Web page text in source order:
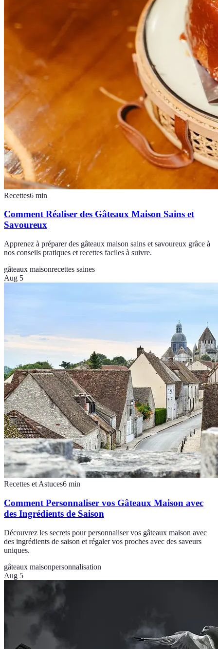
Recettes6 min
Comment Réaliser des Gâteaux Maison Sains et
Savoureux
Apprenez à préparer des gâteaux maison sains et savoureux grâce à
nos conseils pratiques et recettes faciles à suivre.
gâteaux maisonrecettes saines
Aug 5
Recettes et Astuces6 min
Comment Personnaliser vos Gâteaux Maison avec
des Ingrédients de Saison
Découvrez les secrets pour personnaliser vos gâteaux maison avec
des ingrédients de saison et régaler vos proches avec des saveurs
uniques.
gâteaux maisonpersonnalisation
Aug 5